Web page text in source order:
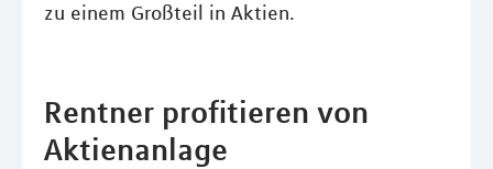
zu einem Großteil in Aktien.
Rentner profitieren von
Aktienanlage